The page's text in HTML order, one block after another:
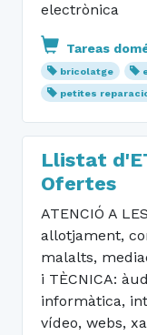
electrònica
Tareas
bricolatge
petites
Llistat
Ofertes
ATENCIÓ A
allotjament,
malalts,
i TÈCNICA:
informàtica,
vídeo, webs,